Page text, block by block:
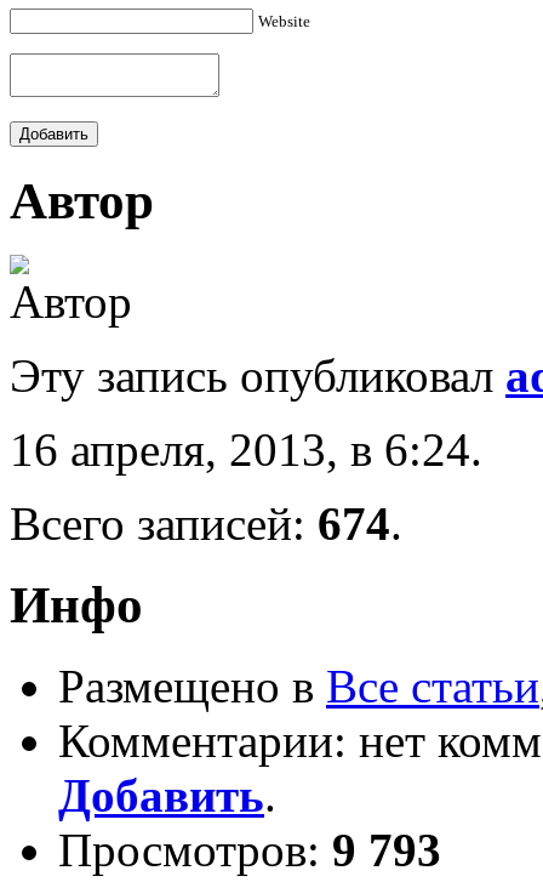
Website
Автор
Эту запись опубликовал
16 апреля, 2013, в 6:24.
Всего записей: 674.
Инфо
Размещено в Все статьи
Комментарии: нет
Добавить.
Просмотров: 9 793